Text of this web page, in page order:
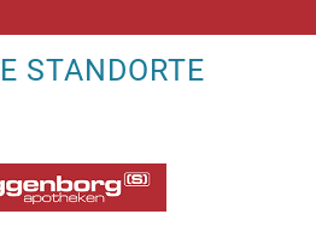
STANDORTE